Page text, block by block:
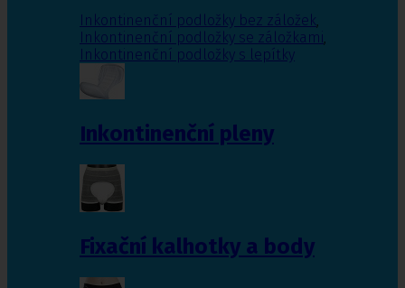
Inkontinenční podložky bez záložek,
Inkontinenční podložky se záložkami,
Inkontinenční podložky s lepítky
Inkontinenční pleny
Fixační kalhotky a body